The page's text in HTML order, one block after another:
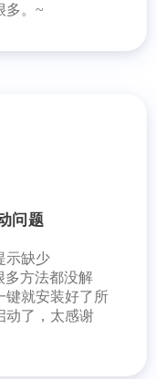
多。~
问题
示缺少
多方法都没解
键就安装好了所
动了，太感谢